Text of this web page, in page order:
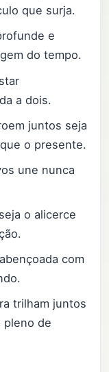
que surja.
e
do tempo.
a dois.
juntos seja
o presente.
une nunca
o alicerce
com
trilham juntos
pleno de